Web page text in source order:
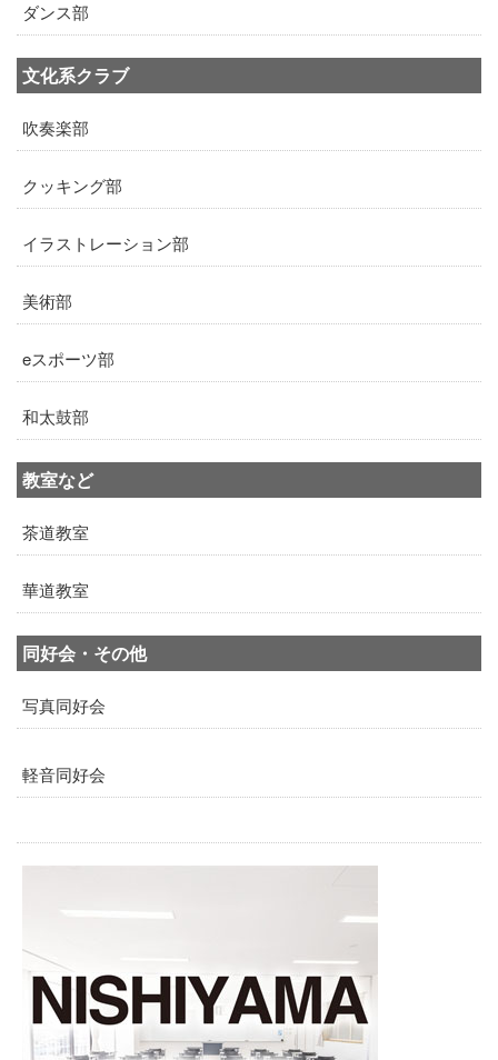
ダンス部
文化系クラブ
吹奏楽部
クッキング部
イラストレーション部
美術部
eスポーツ部
和太鼓部
教室など
茶道教室
華道教室
同好会・その他
写真同好会
軽音同好会